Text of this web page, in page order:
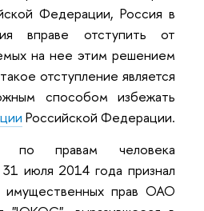
Федерации, Россия в
вправе отступить от
на нее этим решением
отступление является
способом избежать
Российской Федерации.
по правам человека
июля 2014 года признал
имущественных прав ОАО